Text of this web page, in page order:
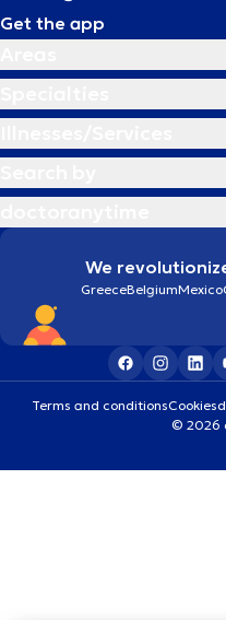
Get the app
We
GreeceBelgiumMexico
Terms and conditionsCookies
© 2026